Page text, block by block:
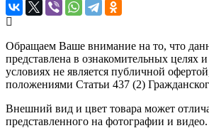
Обращаем Ваше внимание на то, что
представлена в ознакомительных целях
условиях не является публичной
положениями Статьи 437 (2)
Внешний вид и цвет товара может
представленного на фотографии и видео.